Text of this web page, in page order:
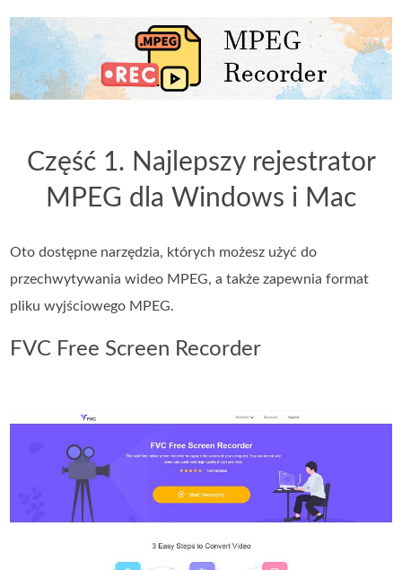
Część 1. Najlepszy rejestrator
MPEG dla Windows i Mac
Oto dostępne narzędzia, których możesz użyć do
przechwytywania wideo MPEG, a także zapewnia format
pliku wyjściowego MPEG.
FVC Free Screen Recorder